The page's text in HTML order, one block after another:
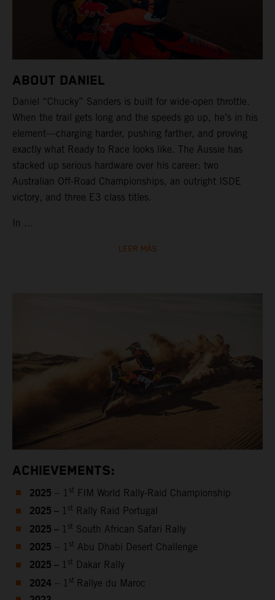
ABOUT DANIEL
Daniel “Chucky” Sanders is built for wide-open throttle.
When the trail gets long and the speeds go up, he’s in his
element—charging harder, pushing farther, and proving
exactly what Ready to Race looks like. The Aussie has
stacked up serious hardware over his career: two
Australian Off-Road Championships, an outright ISDE
victory, and three E3 class titles.
In ...
LEER MÁS
ACHIEVEMENTS:
2025 – 1 st FIM World Rally-Raid Championship
2025 – 1 st Rally Raid Portugal
2025 – 1 st South African Safari Rally
2025 – 1 st Abu Dhabi Desert Challenge
2025 – 1 st Dakar Rally
2024 – 1 st Rallye du Maroc